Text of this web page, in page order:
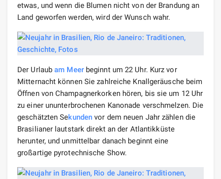
etwas, und wenn die Blumen nicht von der Brandung an
Land geworfen werden, wird der Wunsch wahr.
Der Urlaubam Meerbeginnt um 22 Uhr. Kurz vor
Mitternacht können Sie zahlreiche Knallgeräusche beim
Öffnen von Champagnerkorken hören, bis sie um 12 Uhr
zu einer ununterbrochenen Kanonade verschmelzen. Die
geschätzten Sekunden vor dem neuen Jahr zählen die
Brasilianer lautstark direkt an der Atlantikküste
herunter, und unmittelbar danach beginnt eine
großartige pyrotechnische Show.